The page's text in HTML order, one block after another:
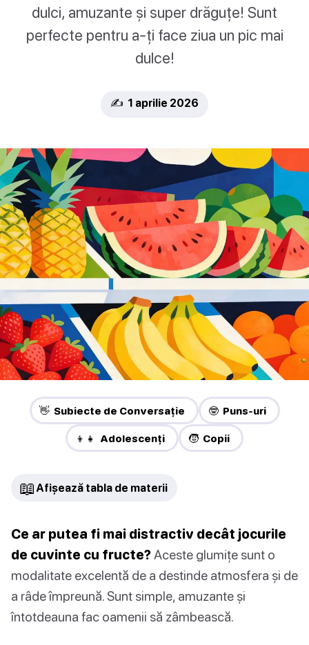
dulci, amuzante și super drăguțe! Sunt
perfecte pentru a-ți face ziua un pic mai
dulce!
✍️ 1 aprilie 2026
👋 Subiecte de Conversație 🤓 Puns-uri
👦👧 Adolescenți 🧒 Copii
📖 Afișează tabla de materii
Ce ar putea fi mai distractiv decât jocurile
de cuvinte cu fructe?Aceste glumițe sunt o
modalitate excelentă de a destinde atmosfera și de
a râde împreună. Sunt simple, amuzante și
întotdeauna fac oamenii să zâmbească.